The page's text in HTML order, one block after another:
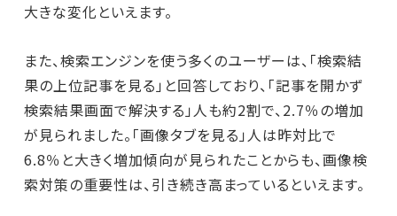
大きな変化といえます。
また、検索エンジンを使う多くのユーザーは、「検索結
果の上位記事を見る」と回答しており、「記事を開かず
検索結果画面で解決する」人も約2割で、2.7％の増加
が見られました。「画像タブを見る」人は昨対比で
6.8％と大きく増加傾向が見られたことからも、画像検
索対策の重要性は、引き続き高まっているといえます。